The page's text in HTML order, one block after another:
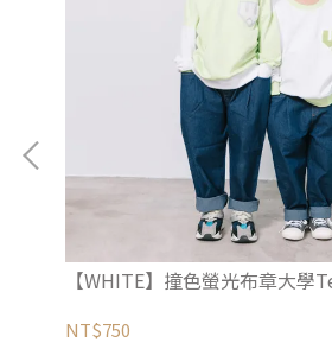
【WHITE】撞色螢光布章大學
NT$750